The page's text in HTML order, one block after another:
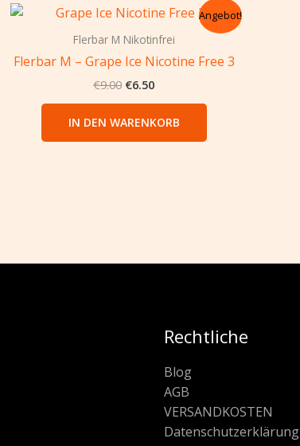
Angebot!
Flerbar M Nikotinfrei
Flerbar M – Grape Ice Nicotine Free 3
€9.00
Ursprünglicher
war:
€6.50
Aktueller
ist:
IN DEN WARENKORB
Rechtliche
Blog
AGB
VERSANDKOSTEN
Daten­schutz­erklärung